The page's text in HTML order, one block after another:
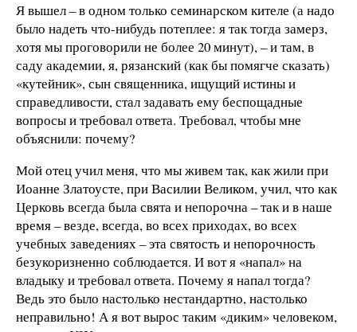
Я вышел – в одном только семинарском кителе (а надо
было надеть что-нибудь потеплее: я так тогда замерз,
хотя мы проговорили не более 20 минут), – и там, в
саду академии, я, рязанский (как бы помягче сказать)
«кутейник», сын священника, ищущий истины и
справедливости, стал задавать ему беспощадные
вопросы и требовал ответа. Требовал, чтобы мне
объяснили: почему?
Мой отец учил меня, что мы живем так, как жили при
Иоанне Златоусте, при Василии Великом, учил, что как
Церковь всегда была свята и непорочна – так и в наше
время – везде, всегда, во всех приходах, во всех
учебных заведениях – эта святость и непорочность
безукоризненно соблюдается. И вот я «напал» на
владыку и требовал ответа. Почему я напал тогда?
Ведь это было настолько нестандартно, настолько
неправильно! А я вот вырос таким «диким» человеком,